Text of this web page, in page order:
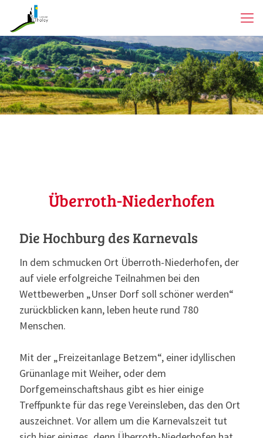
Überroth-Niederhofen
Die Hochburg des Karnevals
In dem schmucken Ort Überroth-Niederhofen, der
auf viele erfolgreiche Teilnahmen bei den
Wettbewerben „Unser Dorf soll schöner werden“
zurückblicken kann, leben heute rund 780
Menschen.
Mit der „Freizeitanlage Betzem“, einer idyllischen
Grünanlage mit Weiher, oder dem
Dorfgemeinschaftshaus gibt es hier einige
Treffpunkte für das rege Vereinsleben, das den Ort
auszeichnet. Vor allem um die Karnevalszeit tut